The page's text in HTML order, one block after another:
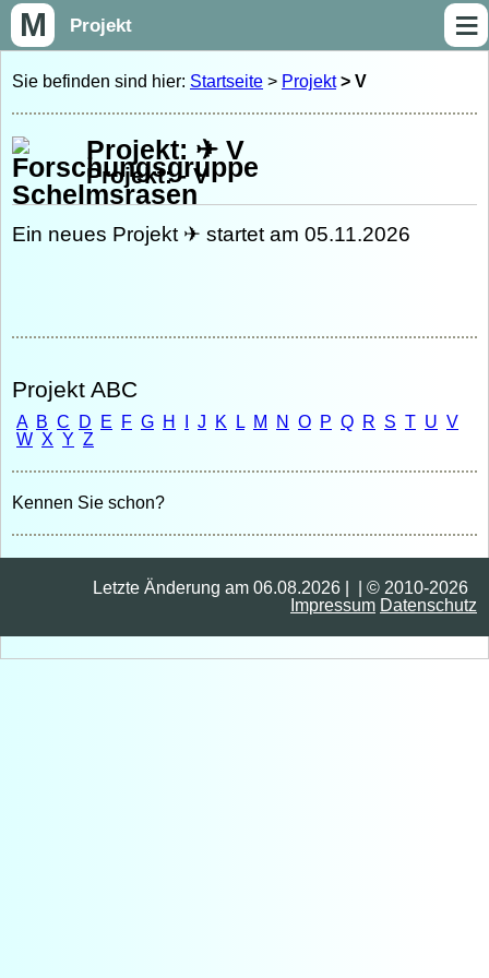
M Projekt ≡
Sie befinden sind hier: Startseite > Projekt> V
Projekt: ✈ V
Projekt: - V
Ein neues Projekt ✈ startet am 05.11.2026
Projekt ABC
A B C D E F G H J K L M N O P Q R S T U V
W X Y Z
Kennen Sie schon?
Letzte Änderung am 06.08.2026 | | © 2010-2026
Impressum Datenschutz